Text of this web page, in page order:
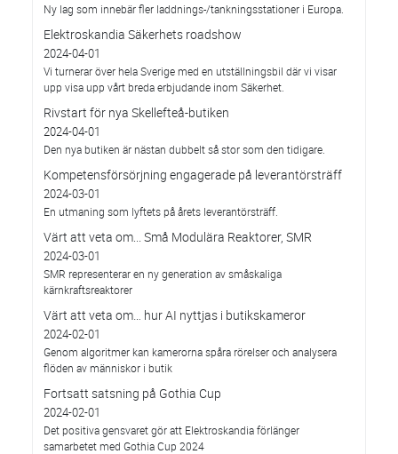
Ny lag som innebär fler laddnings-/tankningsstationer i Europa.
Elektroskandia Säkerhets roadshow
2024-04-01
Vi turnerar över hela Sverige med en utställningsbil där vi visar
upp visa upp vårt breda erbjudande inom Säkerhet.
Rivstart för nya Skellefteå-butiken
2024-04-01
Den nya butiken är nästan dubbelt så stor som den tidigare.
Kompetensförsörjning engagerade på leverantörsträff
2024-03-01
En utmaning som lyftets på årets leverantörsträff.
Värt att veta om... Små Modulära Reaktorer, SMR
2024-03-01
SMR representerar en ny generation av småskaliga
kärnkraftsreaktorer
Värt att veta om… hur AI nyttjas i butikskameror
2024-02-01
Genom algoritmer kan kamerorna spåra rörelser och analysera
flöden av människor i butik
Fortsatt satsning på Gothia Cup
2024-02-01
Det positiva gensvaret gör att Elektroskandia förlänger
samarbetet med Gothia Cup 2024